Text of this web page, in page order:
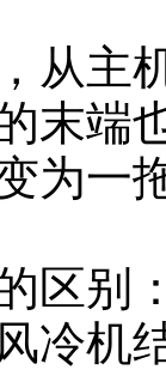
从主
末端
为一
区别
冷机